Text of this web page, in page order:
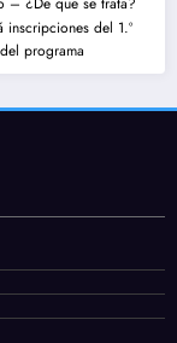
inscripciones del 1.º
programa